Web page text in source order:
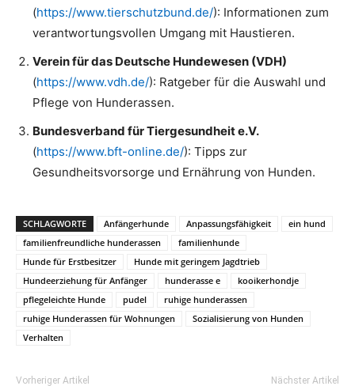
(https://www.tierschutzbund.de/): Informationen zum
verantwortungsvollen Umgang mit Haustieren.
Verein für das Deutsche Hundewesen (VDH)
(https://www.vdh.de/): Ratgeber für die Auswahl und
Pflege von Hunderassen.
Bundesverband für Tiergesundheit e.V.
(https://www.bft-online.de/): Tipps zur
Gesundheitsvorsorge und Ernährung von Hunden.
SCHLAGWORTE Anfängerhunde Anpassungsfähigkeit
ein hund
familienfreundliche hunderassen
familienhunde
Hunde für Erstbesitzer
Hunde mit geringem Jagdtrieb
Hundeerziehung für Anfänger
hunderasse e
kooikerhondje
pflegeleichte Hunde
pudel
ruhige hunderassen
ruhige Hunderassen für Wohnungen
Sozialisierung von Hunden
Verhalten
Vorheriger Artikel Nächster Artikel